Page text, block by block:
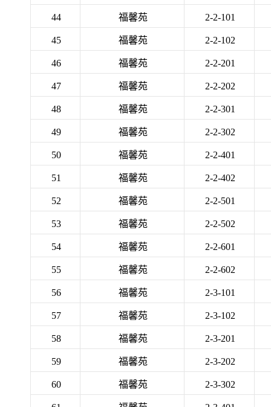
44 福馨苑 2-2-101
45 福馨苑 2-2-102
46 福馨苑 2-2-201
47 福馨苑 2-2-202
48 福馨苑 2-2-301
49 福馨苑 2-2-302
50 福馨苑 2-2-401
51 福馨苑 2-2-402
52 福馨苑 2-2-501
53 福馨苑 2-2-502
54 福馨苑 2-2-601
55 福馨苑 2-2-602
56 福馨苑 2-3-101
57 福馨苑 2-3-102
58 福馨苑 2-3-201
59 福馨苑 2-3-202
60 福馨苑 2-3-302